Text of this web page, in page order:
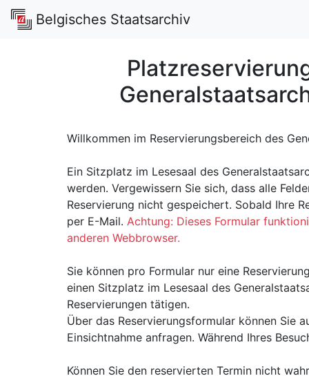
Belgisches Staatsarchiv
Willkommen im Reservierungsbereich des
Ein Sitzplatz im Lesesaal des
werden. Vergewissern Sie sich, dass alle
Reservierung nicht gespeichert. Sobald Ihre
per E-Mail. Achtung: Dieses Formular
anderen Webbrowser.
Sie können pro Formular nur eine
einen Sitzplatz im Lesesaal des
Reservierungen tätigen.
Über das Reservierungsformular können Sie
Einsichtnahme anfragen. Während Ihres
Können Sie den reservierten Termin nicht